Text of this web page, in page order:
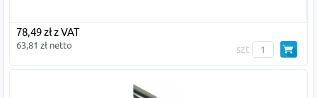
78,49 zł z VAT
63,81 zł netto szt